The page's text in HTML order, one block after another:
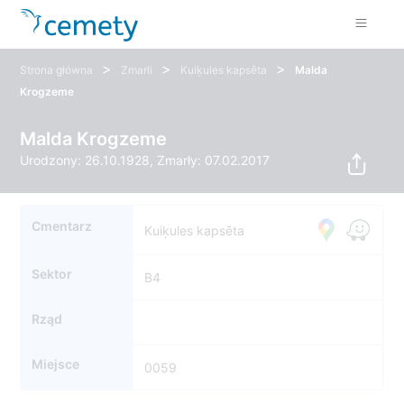
Strona główna > Zmarli > Kuiķules kapsēta >
Malda
Krogzeme
Malda Krogzeme
Urodzony: 26.10.1928, Zmarły: 07.02.2017
Cmentarz Kuiķules kapsēta
Sektor B4
Rząd
Miejsce 0059